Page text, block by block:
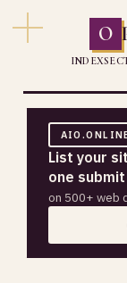
O
INDEX
List your
one submit
on 500+ web